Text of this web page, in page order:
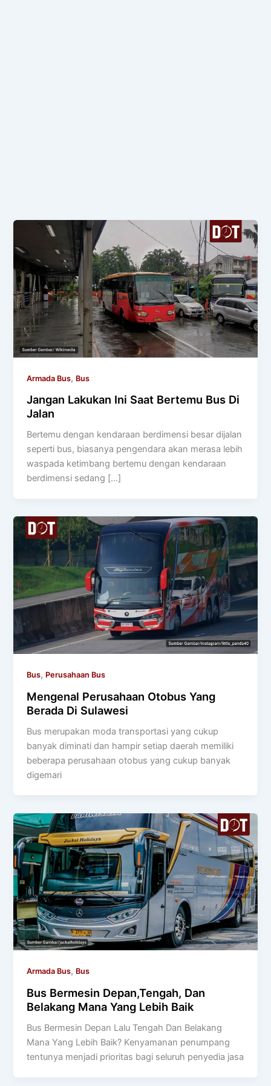
Armada Bus, Bus
Jangan Lakukan Ini Saat Bertemu Bus Di
Jalan
Bertemu dengan kendaraan berdimensi besar dijalan
seperti bus, biasanya pengendara akan merasa lebih
waspada ketimbang bertemu dengan kendaraan
berdimensi sedang […]
Bus, Perusahaan Bus
Mengenal Perusahaan Otobus Yang
Berada Di Sulawesi
Bus merupakan moda transportasi yang cukup
banyak diminati dan hampir setiap daerah memiliki
beberapa perusahaan otobus yang cukup banyak
digemari
Armada Bus, Bus
Bus Bermesin Depan,Tengah, Dan
Belakang Mana Yang Lebih Baik
Bus Bermesin Depan Lalu Tengah Dan Belakang
Mana Yang Lebih Baik? Kenyamanan penumpang
tentunya menjadi prioritas bagi seluruh penyedia jasa